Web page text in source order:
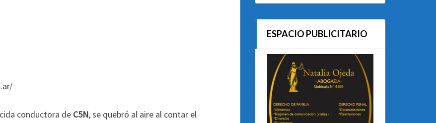
conductora de C5N, se quebró al aire al contar el
ESPACIO PUBLICITARIO